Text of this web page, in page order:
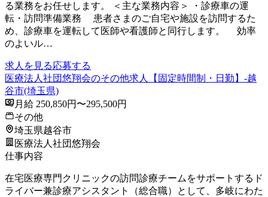
る業務をお任せします。 ＜主な業務内容＞ ・診療車の運
転・訪問準備業務 患者さまのご自宅や施設を訪問するた
め、診療車を運転して医師や看護師と同行します。 効率
のよいル…
求人を見る応募する
医療法人社団悠翔会のその他求人【固定時間制・日勤】-越
谷市(埼玉県)
月給 250,850円〜295,500円
その他
埼玉県越谷市
医療法人社団悠翔会
仕事内容
在宅医療専門クリニックの訪問診療チームをサポートするド
ライバー兼診療アシスタント（総合職）として、多岐にわた